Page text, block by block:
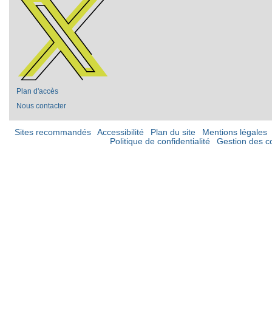
Plan d'accès
Nous contacter
Sites recommandés Accessibilité Plan du site
Mentions légales
Politique de confidentialité
Gestion des